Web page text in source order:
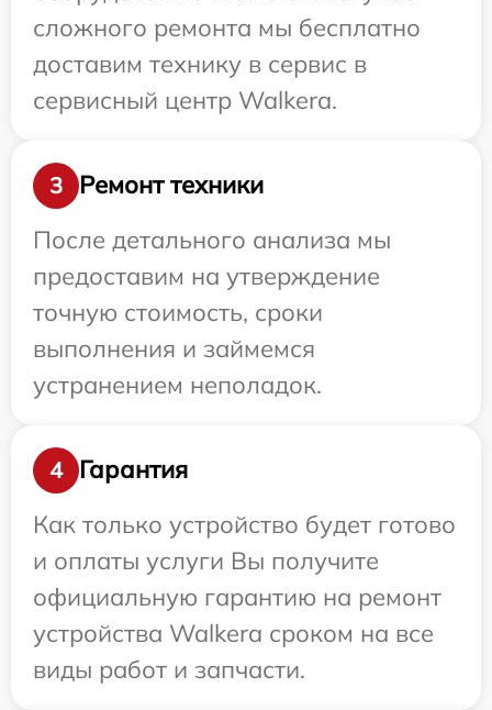
сложного ремонта мы бесплатно
доставим технику в сервис в
сервисный центр Walkera.
3
Ремонт техники
После детального анализа мы
предоставим на утверждение
точную стоимость, сроки
выполнения и займемся
устранением неполадок.
4
Гарантия
Как только устройство будет готово
и оплаты услуги Вы получите
официальную гарантию на ремонт
устройства Walkera сроком на все
виды работ и запчасти.